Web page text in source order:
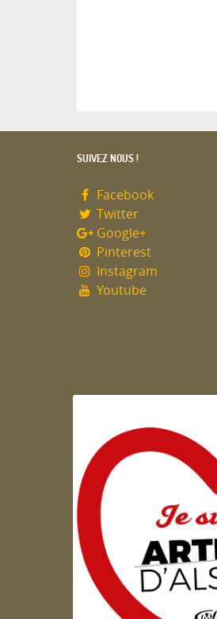
SUIVEZ NOUS !
Facebook
Twitter
Google+
Pinterest
Instagram
Youtube